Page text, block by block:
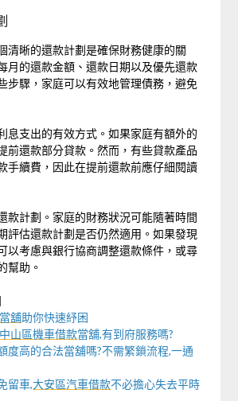
清晰的還款計劃是確保財務健康的關
月的還款金額、還款日期以及優先還款
步驟，家庭可以有效地管理債務，避免
息支出的有效方式。如果家庭有額外的
前還款部分貸款。然而，有些貸款產品
手續費，因此在提前還款前應仔細閱讀
款計劃。家庭的財務狀況可能隨著時間
評估還款計劃是否仍然適用。如果發現
以考慮與銀行協商調整還款條件，或尋
幫助。
舖助你快速紓困
中山區機車借款當舖,有到府服務嗎?
度高的合法當舖嗎?不需繁鎖流程,一通
留車,大安區汽車借款不必擔心失去平時